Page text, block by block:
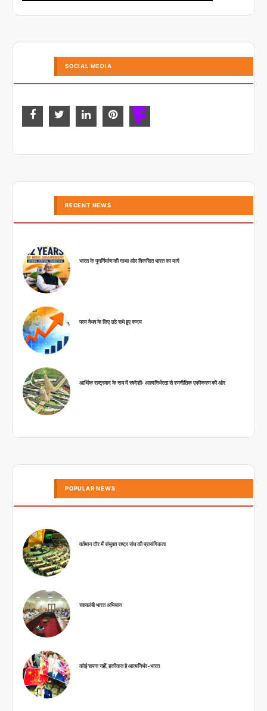
SOCIAL MEDIA
RECENT NEWS
भारत के पुनर्निर्माण की गाथा और विकसित भारत का मार्ग
परम वैभव के लिए उठे सधे हुए कदम
आर्थिक राष्ट्रवाद के रूप में स्वदेशीः आत्मनिर्भरता से रणनीतिक एकीकरण की ओर
POPULAR NEWS
वर्तमान दौर में संयुक्त राष्ट्र संघ की प्रासंगिकता
स्वावलंबी भारत अभियान
कोई सपना नहीं, हकीकत है आत्मनिर्भर-भारत